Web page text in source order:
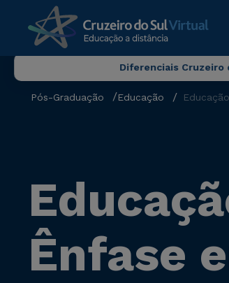
Diferenciais Cruzeiro
Pós-Graduação Educação
Ênfase